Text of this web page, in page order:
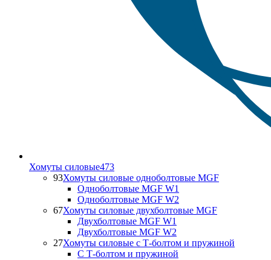
Хомуты силовые473
93Хомуты силовые одноболтовые MGF
Одноболтовые MGF W1
Одноболтовые MGF W2
67Хомуты силовые двухболтовые MGF
Двухболтовые MGF W1
Двухболтовые MGF W2
27Хомуты силовые с Т-болтом и пружиной
С Т-болтом и пружиной